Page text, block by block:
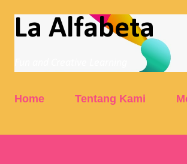
Skip to main content
La Alfabeta
Home Tentang Kami